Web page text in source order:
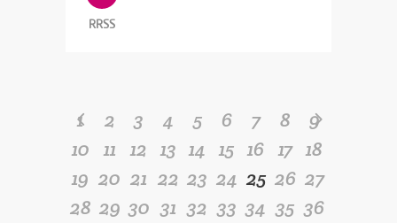
RRSS
1 2 3 4 5 6 7 8
9
10 11 12 13 14 15 16 17 18
19 20 21 22 23 24 25 26 27
28 29 30 31 32 33 34 35 36